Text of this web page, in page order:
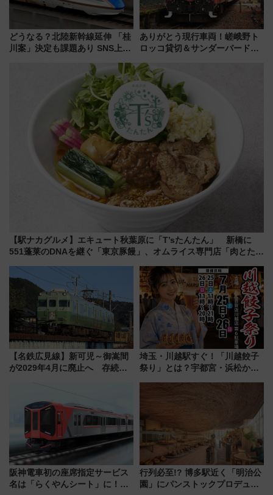
どうなる？北陸新幹線延伸 「桂
川案」決定も課題あり SNS上の
ありがとう現行車両！嵯峨野ト
ロッコ貸切＆サンダーバードレ
斉藤雪乃＆福原トシヒロと行
く！9月13日「京都の鉄道満喫
ツアー」開催
【駅ナカグルメ】エキュート秋葉原に「T’sたんたん」 新橋に
551蓬莱のDNAを継ぐ「東京豚饅」、オムライス専門店「肉とたま
【名鉄広見線】新可児～御嵩間
が2029年4月に廃止へ 存続協
埼玉・川越駅すぐ！「川越餃子
祭り」とは？宇都宮・浜松から
阪神電車初の座席指定サービス
名は「らくやんシート」に！新
行列必至!? 博多駅近く「明治公
園」にパンストックプロデュー